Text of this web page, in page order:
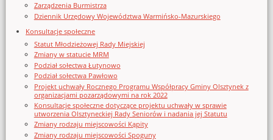
Zarządzenia Burmistrza
Dziennik Urzędowy Województwa Warmińsko-Mazurskiego
Konsultacje społeczne
Statut Młodzieżowej Rady Miejskiej
Zmiany w statucie MRM
Podział sołectwa Łutynowo
Podział sołectwa Pawłowo
Projekt uchwały Rocznego Programu Współpracy Gminy Olsztynek z
organizacjami pozarządowymi na rok 2022
Konsultacje społeczne dotyczące projektu uchwały w sprawie
utworzenia Olsztyneckiej Rady Seniorów i nadania jej Statutu
Zmiany rodzaju miejscowości Kąpity
Zmiany rodzaju miejscowości Spoguny